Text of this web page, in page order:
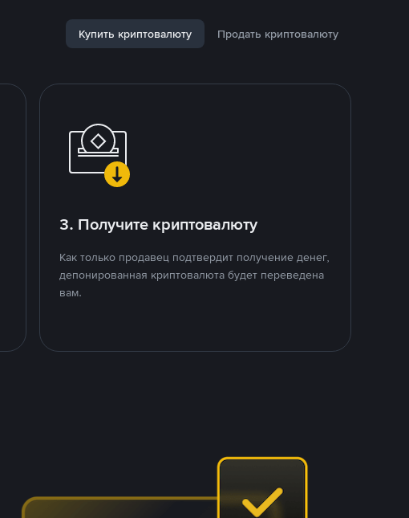
Купить криптовалюту Продать криптовалюту
3. Получите криптовалюту
Как только продавец подтвердит получение денег,
депонированная криптовалюта будет переведена
вам.